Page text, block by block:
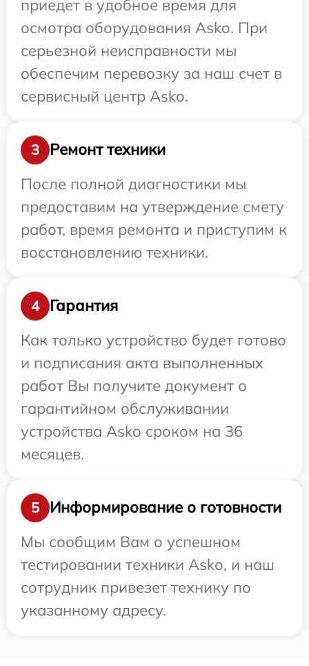
приедет в удобное время для
осмотра оборудования Asko. При
серьезной неисправности мы
обеспечим перевозку за наш счет в
сервисный центр Asko.
3
Ремонт техники
После полной диагностики мы
предоставим на утверждение смету
работ, время ремонта и приступим к
восстановлению техники.
4
Гарантия
Как только устройство будет готово
и подписания акта выполненных
работ Вы получите документ о
гарантийном обслуживании
устройства Asko сроком на 36
месяцев.
5
Информирование о готовности
Мы сообщим Вам о успешном
тестировании техники Asko, и наш
сотрудник привезет технику по
указанному адресу.